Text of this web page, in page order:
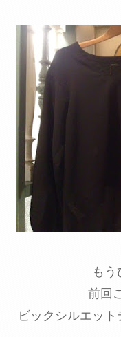
もう
前回
ビックシルエッ